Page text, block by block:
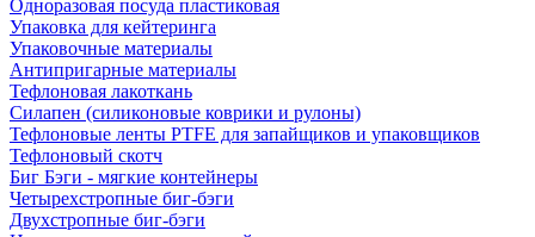
Одноразовая посуда пластиковая
Упаковка для кейтеринга
Упаковочные материалы
Антипригарные материалы
Тефлоновая лакоткань
Силапен (силиконовые коврики и рулоны)
Тефлоновые ленты PTFE для запайщиков и упаковщиков
Тефлоновый скотч
Биг Бэги - мягкие контейнеры
Четырехстропные биг-бэги
Двухстропные биг-бэги